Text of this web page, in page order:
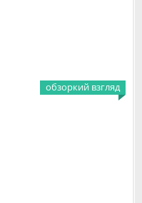
обзоркий взгляд